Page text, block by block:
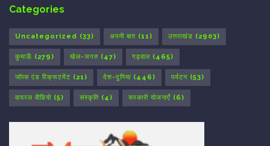
Categories
Uncategorized (33) अपनी बात (11) उत्तराखंड (2903)
कुमाऊँ (279) खेल-जगत (47) गढ़वाल (465)
जॉब्स एंड रिक्रूटमेंट (21) देश-दुनिया (446) पर्यटन (53)
वायरल वीडियो (5) संस्कृति (4) सरकारी योजनाएँ (6)